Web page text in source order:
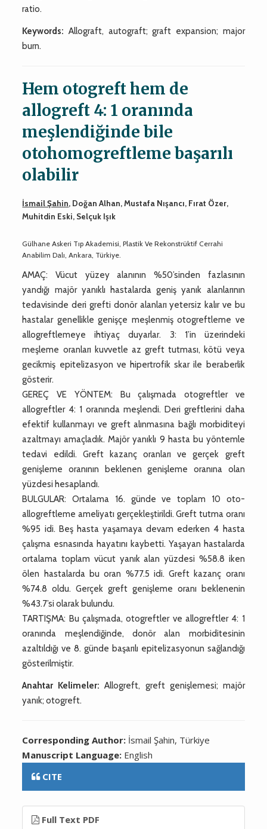
ratio.
Keywords: Allograft, autograft; graft expansion; major
burn.
Hem otogreft hem de
allogreft 4: 1 oranında
meşlendiğinde bile
otohomogreftleme başarılı
olabilir
İsmail Şahin, Doğan Alhan, Mustafa Nışancı, Fırat Özer,
Muhitdin Eski, Selçuk Işık
Gülhane Askeri Tıp Akademisi, Plastik Ve Rekonstrüktif Cerrahi
Anabilim Dalı, Ankara, Türkiye.
AMAÇ: Vücut yüzey alanının %50’sinden fazlasının
yandığı majör yanıklı hastalarda geniş yanık alanlarının
tedavisinde deri grefti donör alanları yetersiz kalır ve bu
hastalar genellikle genişçe meşlenmiş otogreftleme ve
allogreftlemeye ihtiyaç duyarlar. 3: 1’in üzerindeki
meşleme oranları kuvvetle az greft tutması, kötü veya
gecikmiş epitelizasyon ve hipertrofik skar ile beraberlik
gösterir.
GEREÇ VE YÖNTEM: Bu çalışmada otogreftler ve
allogreftler 4: 1 oranında meşlendi. Deri greftlerini daha
efektif kullanmayı ve greft alınmasına bağlı morbiditeyi
azaltmayı amaçladık. Majör yanıklı 9 hasta bu yöntemle
tedavi edildi. Greft kazanç oranları ve gerçek greft
genişleme oranının beklenen genişleme oranına olan
yüzdesi hesaplandı.
BULGULAR: Ortalama 16. günde ve toplam 10 oto-
allogreftleme ameliyatı gerçekleştirildi. Greft tutma oranı
%95 idi. Beş hasta yaşamaya devam ederken 4 hasta
çalışma esnasında hayatını kaybetti. Yaşayan hastalarda
ortalama toplam vücut yanık alan yüzdesi %58.8 iken
ölen hastalarda bu oran %77.5 idi. Greft kazanç oranı
%74.8 oldu. Gerçek greft genişleme oranı beklenenin
%43.7’si olarak bulundu.
TARTIŞMA: Bu çalışmada, otogreftler ve allogreftler 4: 1
oranında meşlendiğinde, donör alan morbiditesinin
azaltıldığı ve 8. günde başarılı epitelizasyonun sağlandığı
gösterilmiştir.
Anahtar Kelimeler: Allogreft, greft genişlemesi; majör
yanık; otogreft.
Corresponding Author: İsmail Şahin, Türkiye
Manuscript Language: English
CITE
Full Text PDF